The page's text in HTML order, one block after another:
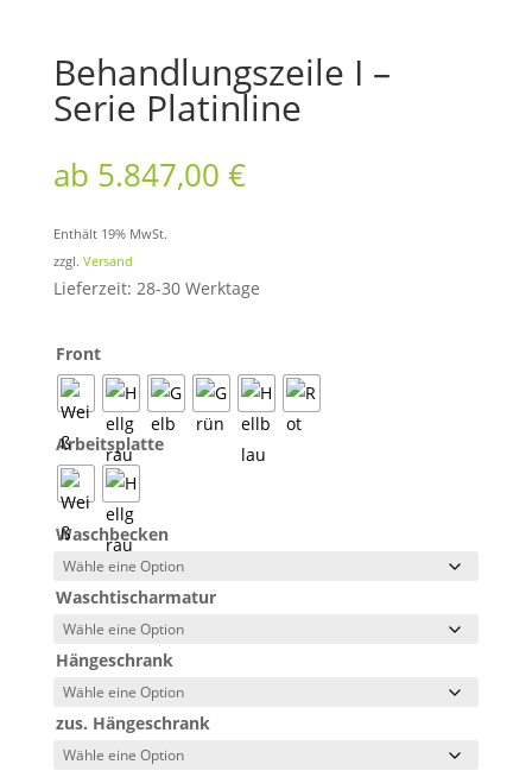
Behandlungszeile I –
Serie Platinline
ab 5.847,00 €
Enthält 19% MwSt.
zzgl. Versand
Lieferzeit: 28-30 Werktage
Front
Arbeitsplatte
Waschbecken
Waschtischarmatur
Hängeschrank
zus. Hängeschrank